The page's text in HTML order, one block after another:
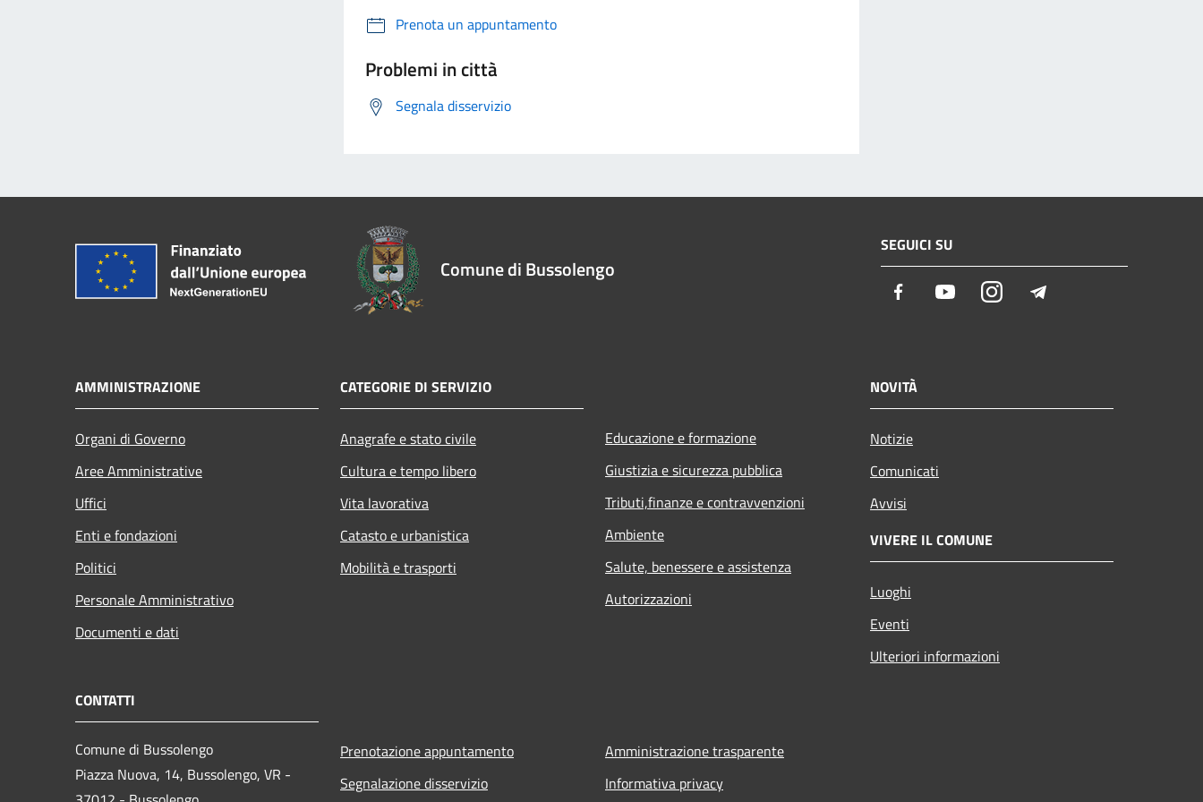
Prenota un appuntamento
Problemi in città
Segnala disservizio
Comune di Bussolengo
SEGUICI SU
Facebook YoutubeInstagram
AMMINISTRAZIONE
Organi di Governo
Aree Amministrative
Uffici
Enti e fondazioni
Politici
Personale Amministrativo
Documenti e dati
CATEGORIE DI SERVIZIO
Anagrafe e stato civile
Cultura e tempo libero
Vita lavorativa
Catasto e urbanistica
Mobilità e trasporti
Educazione e formazione
Giustizia e sicurezza pubblica
Tributi,finanze e contravvenzioni
Ambiente
Salute, benessere e assistenza
Autorizzazioni
NOVITÀ
Notizie
Comunicati
Avvisi
VIVERE IL COMUNE
Luoghi
Eventi
Ulteriori informazioni
CONTATTI
Comune di Bussolengo
Piazza Nuova, 14, Bussolengo, VR -
Prenotazione appuntamento
Segnalazione disservizio
Amministrazione trasparente
Informativa privacy